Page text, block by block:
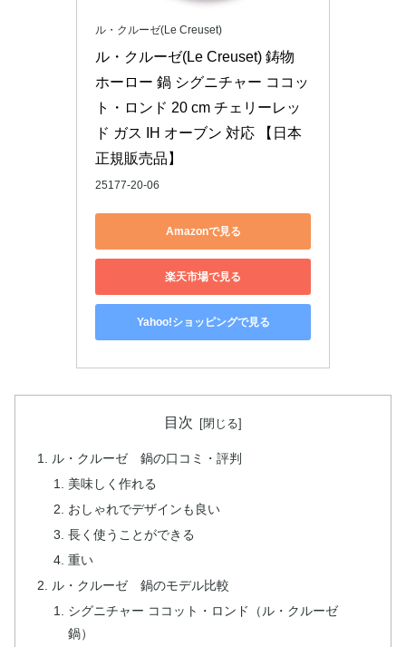
ル・クルーゼ(Le Creuset)
ル・クルーゼ(Le Creuset) 鋳物
ホーロー 鍋 シグニチャー ココッ
ト・ロンド 20 cm チェリーレッ
ド ガス IH オーブン 対応 【日本
正規販売品】
25177-20-06
Amazonで見る
楽天市場で見る
Yahoo!ショッピングで見る
目次
ル・クルーゼ 鍋の口コミ・評判
美味しく作れる
おしゃれでデザインも良い
長く使うことができる
重い
ル・クルーゼ 鍋のモデル比較
シグニチャー ココット・ロンド（ル・クルーゼ
鍋）